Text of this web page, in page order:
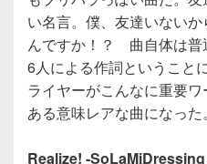
い名言。僕、友達いない
んですか！？ 曲自体は普
6人による作詞ということ
ライヤーがこんなに重要ワ
ある意味レアな曲になった。
Realize! -